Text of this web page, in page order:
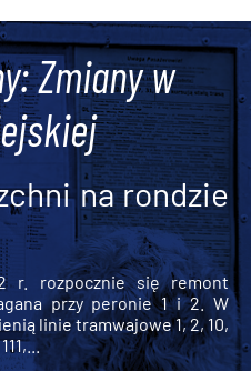
Zmiany w
na rondzie
r. rozpocznie się remont
przy peronie 1 i 2. W
linie tramwajowe 1, 2, 10,